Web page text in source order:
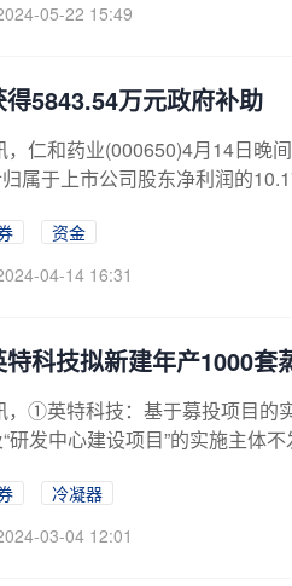
05-22 15:49
5843.54万元政府补助
，仁和药业(000650)4月14日晚
属于上市公司股东净利润的
资金
04-14 16:31
科技拟新建年产1000套
，①英特科技：基于募投项目的
研发中心建设项目”的实施主体
冷凝器
03-04 12:01